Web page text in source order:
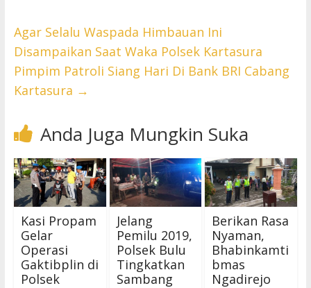
Agar Selalu Waspada Himbauan Ini
Disampaikan Saat Waka Polsek Kartasura
Pimpim Patroli Siang Hari Di Bank BRI Cabang
Kartasura →
Anda Juga Mungkin Suka
Kasi Propam
Gelar
Operasi
Gaktibplin di
Polsek
Jelang
Pemilu 2019,
Polsek Bulu
Tingkatkan
Sambang
Berikan Rasa
Nyaman,
Bhabinkamti
bmas
Ngadirejo